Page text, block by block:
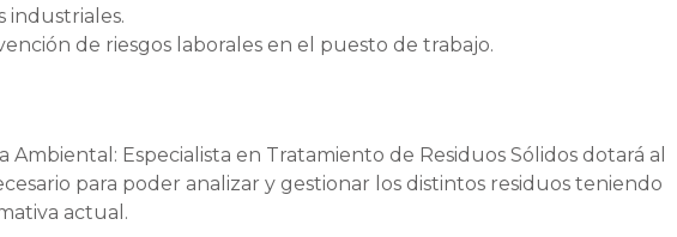
industriales.
de riesgos laborales en el puesto de trabajo.
Especialista en Tratamiento de Residuos Sólidos dotará al
para poder analizar y gestionar los distintos residuos teniendo
actual.